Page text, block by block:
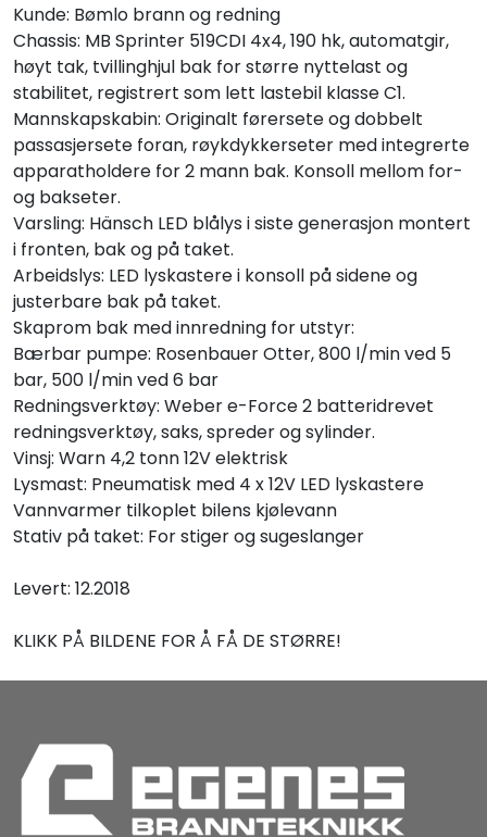
Kunde: Bømlo brann og redning
Chassis: MB Sprinter 519CDI 4x4, 190 hk, automatgir,
høyt tak, tvillinghjul bak for større nyttelast og
stabilitet, registrert som lett lastebil klasse C1.
Mannskapskabin: Originalt førersete og dobbelt
passasjersete foran, røykdykkerseter med integrerte
apparatholdere for 2 mann bak. Konsoll mellom for-
og bakseter.
Varsling: Hänsch LED blålys i siste generasjon montert
i fronten, bak og på taket.
Arbeidslys: LED lyskastere i konsoll på sidene og
justerbare bak på taket.
Skaprom bak med innredning for utstyr:
Bærbar pumpe: Rosenbauer Otter, 800 l/min ved 5
bar, 500 l/min ved 6 bar
Redningsverktøy: Weber e-Force 2 batteridrevet
redningsverktøy, saks, spreder og sylinder.
Vinsj: Warn 4,2 tonn 12V elektrisk
Lysmast: Pneumatisk med 4 x 12V LED lyskastere
Vannvarmer tilkoplet bilens kjølevann
Stativ på taket: For stiger og sugeslanger
Levert: 12.2018
KLIKK PÅ BILDENE FOR Å FÅ DE STØRRE!